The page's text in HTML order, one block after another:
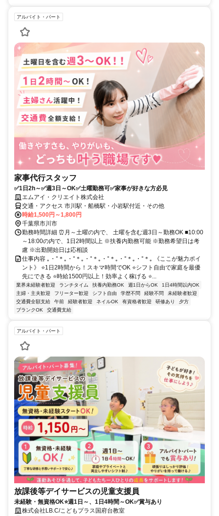
アルバイト・パート
家事代行スタッフ
✅1日2h～✅週3日～OK✅土曜勤務可✅家事が好きな方必見
エムアイ・クリエイト株式会社
交通・アクセス 市川駅・船橋駅・小岩駅付近・その他
時給1,500円～1,800円
千葉県市川市
勤務時間詳細 ⏰月～土曜の内で、 土曜を含む週3日～勤務OK ■10:00
～18:00の内で、1日2時間以上 ※扶養内勤務可能 ※勤務希望日は考
慮 ※出勤開始日は応相談
仕事内容 ｡・°＊｡・°＊｡・°＊｡・°＊｡・°＊｡・°＊｡ 《ここが魅力ポイ
ント》 ⭐1日2時間から！スキマ時間でOK ⭐シフト自由で家庭を最優
先にできる ⭐時給1500円以上！効率よく稼げる ⭐...
業界未経験者歓迎 ランチタイム 扶養内勤務OK 週1日からOK
1日4時間以内OK
主婦・主夫歓迎
フリーター歓迎 シフト自由 学歴不問 経験不問
未経験者歓迎
交通費全額支給
午前 経験者歓迎 ネイルOK 有資格者歓迎 研修あり
夕方
ブランクOK
交通費支給
アルバイト・パート
放課後等デイサービスの児童支援員
未経験・無資格OK⭐週1日～、1日4時間～OK✅賞与あり
株式会社LB.C/こどもプラス国府台教室